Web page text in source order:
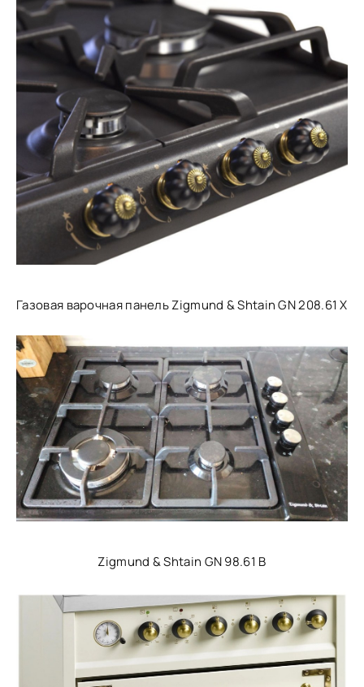
Газовая варочная панель Zigmund & Shtain GN 208.61 X
Zigmund & Shtain GN 98.61 B